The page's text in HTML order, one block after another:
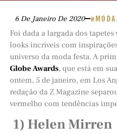
6 De Janeiro De 2020 #MODA
Foi dada a largada dos
looks incríveis com
universo da moda festa. A
Globe Awards, que está em
ontem, 5 de janeiro, em Los
redação da Z Magazine
vermelho com tendências
1) Helen Mirren